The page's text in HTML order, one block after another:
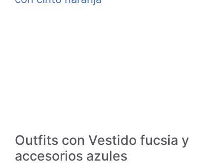
Outfits con Vestido fucsia y
accesorios azules